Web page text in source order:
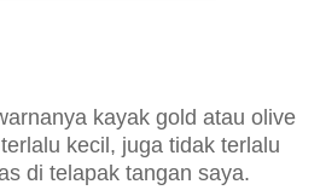
kayak gold atau olive
kecil, juga tidak terlalu
di telapak tangan saya.